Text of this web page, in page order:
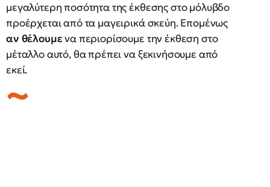
μεγαλύτερη ποσότητα της έκθεσης στο μόλυβδο
προέρχεται από τα μαγειρικά σκεύη. Επομένως
αν θέλουμενα περιορίσουμε την έκθεση στο
μέταλλο αυτό, θα πρέπει να ξεκινήσουμε από
εκεί.